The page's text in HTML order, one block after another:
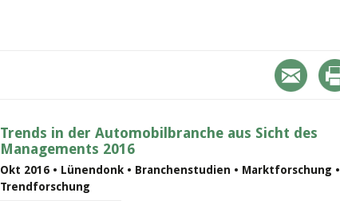
Trends in der Automobilbranche aus Sicht des
Managements 2016
Okt 2016 • Lünendonk • Branchenstudien • Marktforschung •
Trendforschung